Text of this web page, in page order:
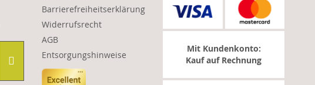
Barrierefreiheitserklärung
Widerrufsrecht
AGB
Entsorgungshinweise
Mit Kundenkonto:
Kauf auf Rechnung